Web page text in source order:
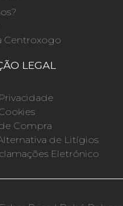
Centroxogo
LEGAL
Compra
de Litígios
Eletrónico